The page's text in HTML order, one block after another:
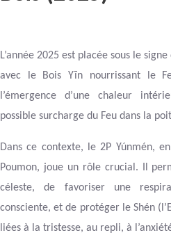
L’année 2025 est placée sous le
avec le Bois Yīn nourrissant le
l’émergence d’une chaleur
possible surcharge du Feu dans la
Dans ce contexte, le 2P Yúnmén,
Poumon, joue un rôle crucial. Il
céleste, de favoriser une
consciente, et de protéger le Shén
liées à la tristesse, au repli, à